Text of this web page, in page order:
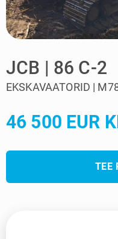
JCB | 86 C-2
EKSKAVAATORID |
46 500 EUR
TEE